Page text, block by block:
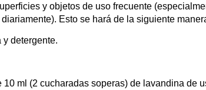
y objetos de uso frecuente
Esto se hará de la siguiente
y detergente.
ml (2 cucharadas soperas) de lavandina de